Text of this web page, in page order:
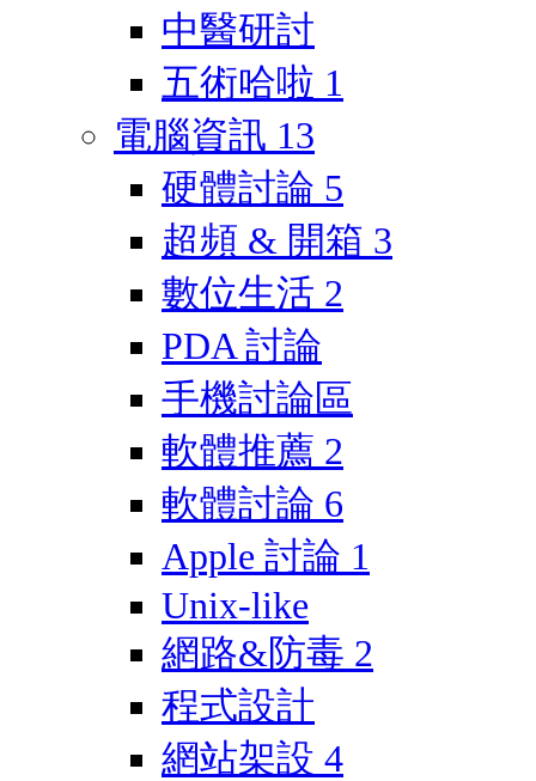
中醫研討
五術哈啦 1
電腦資訊 13
硬體討論 5
超頻 & 開箱 3
數位生活 2
PDA 討論
手機討論區
軟體推薦 2
軟體討論 6
Apple 討論 1
Unix-like
網路&防毒 2
程式設計
網站架設 4